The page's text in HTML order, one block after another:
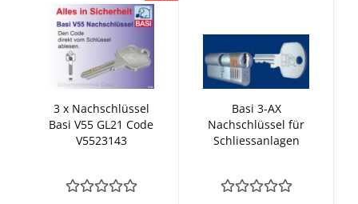
3 x Nachschlüssel
Basi V55 GL21 Code
V5523143
Basi 3-AX
Nachschlüssel für
Schliessanlagen